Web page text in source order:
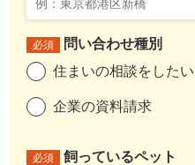
必須
問い合わせ種別
住まいの相談をしたい
企業の資料請求
必須
飼っているペット